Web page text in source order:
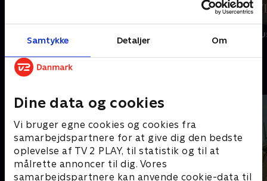
Samtykke Detaljer Om
Dine data og cookies
Vi bruger egne cookies og cookies fra
samarbejdspartnere for at give dig den bedste
oplevelse af TV 2 PLAY, til statistik og til at
målrette annoncer til dig. Vores
samarbejdspartnere kan anvende cookie-data til
Livet på
Senest tilføjet livsstil